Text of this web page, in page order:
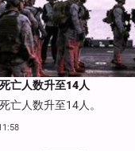
亡人数升至14人
亡人数升至14人。